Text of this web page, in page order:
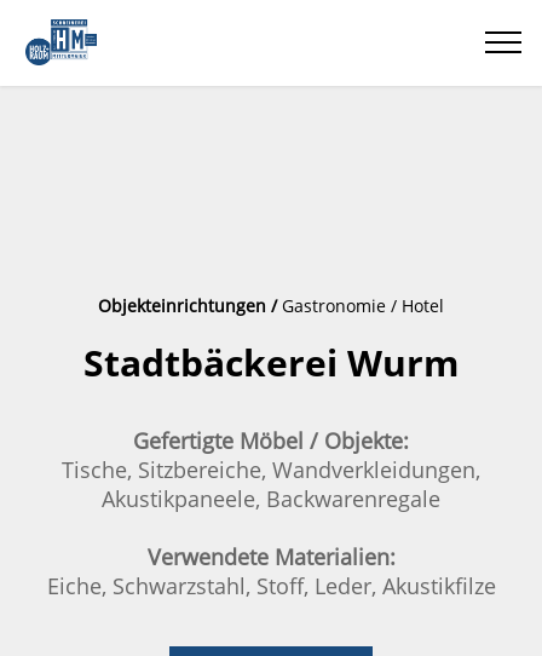
Objekteinrichtungen /Gastronomie / Hotel
Stadtbäckerei Wurm
Gefertigte Möbel / Objekte:
Tische, Sitzbereiche, Wandverkleidungen,
Akustikpaneele, Backwarenregale
Verwendete Materialien:
Eiche, Schwarzstahl, Stoff, Leder, Akustikfilze